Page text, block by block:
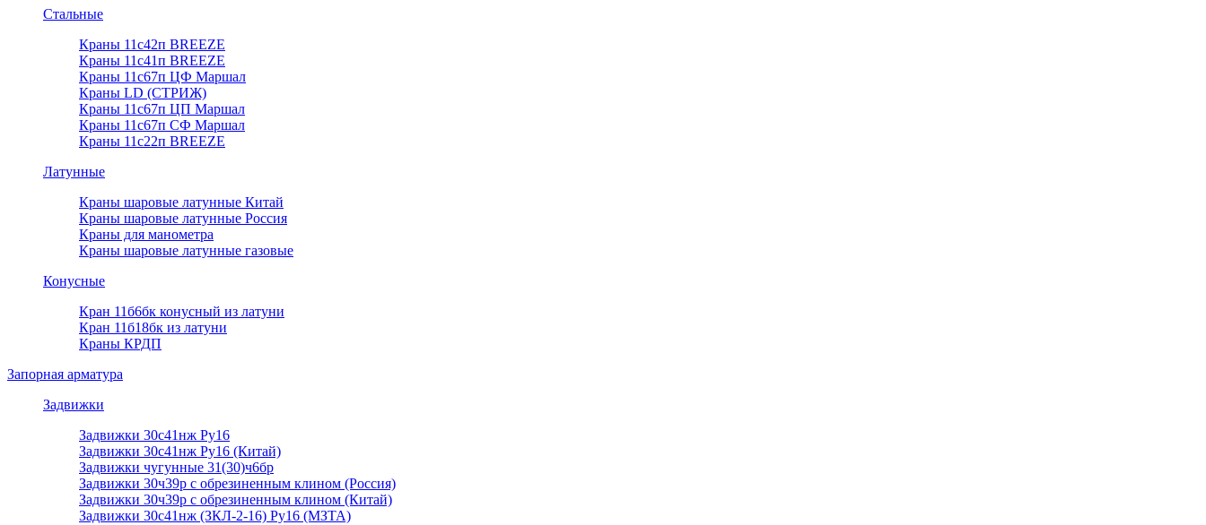
Стальные
Краны 11с42п BREEZE
Краны 11с41п BREEZE
Краны 11с67п ЦФ Маршал
Краны LD (СТРИЖ)
Краны 11с67п ЦП Маршал
Краны 11с67п СФ Маршал
Краны 11с22п BREEZE
Латунные
Краны шаровые латунные Китай
Краны шаровые латунные Россия
Краны для манометра
Краны шаровые латунные газовые
Конусные
Кран 11б6бк конусный из латуни
Кран 11б18бк из латуни
Краны КРДП
Запорная арматура
Задвижки
Задвижки 30с41нж Ру16
Задвижки 30с41нж Ру16 (Китай)
Задвижки чугунные 31(30)ч6бр
Задвижки 30ч39р с обрезиненным клином (Россия)
Задвижки 30ч39р с обрезиненным клином (Китай)
Задвижки 30с41нж (ЗКЛ-2-16) Ру16 (МЗТА)